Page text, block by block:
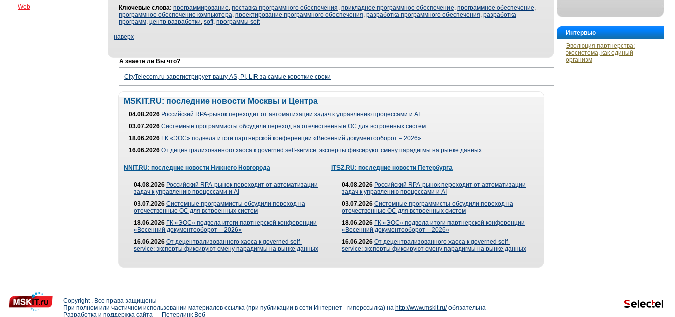
Web
Интервью
Эволюция партнерства:
экосистема, как единый
организм
Ключевые слова: программирование, поставка программного обеспечения, прикладное программное обеспечение, программное обеспечение,
программное обеспечение компьютера, проектирование программного обеспечения, разработка программного обеспечения, разработка
программ, центр разработки, soft, программы soft
наверх
А знаете ли Вы что?
CityTelecom.ru зарегистрирует вашу AS, PI, LIR за самые короткие сроки
MSKIT.RU: последние новости Москвы и Центра
04.08.2026 Российский RPA-рынок переходит от автоматизации задач к управлению процессами и AI
03.07.2026 Системные программисты обсудили переход на отечественные ОС для встроенных систем
18.06.2026 ГК «ЭОС» подвела итоги партнерской конференции «Весенний документооборот – 2026»
16.06.2026 От децентрализованного хаоса к governed self-service: эксперты фиксируют смену парадигмы на рынке данных
NNIT.RU: последние новости Нижнего Новгорода
04.08.2026 Российский RPA-рынок переходит от автоматизации
задач к управлению процессами и AI
03.07.2026 Системные программисты обсудили переход на
отечественные ОС для встроенных систем
18.06.2026 ГК «ЭОС» подвела итоги партнерской конференции
«Весенний документооборот – 2026»
16.06.2026 От децентрализованного хаоса к governed self-
service: эксперты фиксируют смену парадигмы на рынке данных
ITSZ.RU: последние новости Петербурга
04.08.2026 Российский RPA-рынок переходит от автоматизации
задач к управлению процессами и AI
03.07.2026 Системные программисты обсудили переход на
отечественные ОС для встроенных систем
18.06.2026 ГК «ЭОС» подвела итоги партнерской конференции
«Весенний документооборот – 2026»
16.06.2026 От децентрализованного хаоса к governed self-
service: эксперты фиксируют смену парадигмы на рынке данных
Copyright . Все права защищены
При полном или частичном использовании материалов ссылка (при публикации в сети Интернет - гиперссылка) на http://www.mskit.ru/обязательна
Разработка и поддержка сайта — Петерлинк Веб